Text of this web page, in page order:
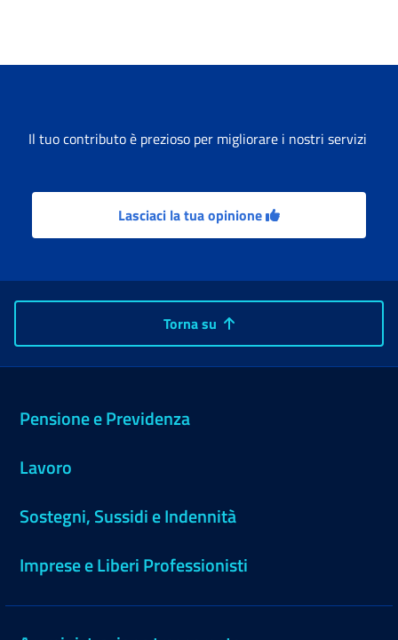
Il tuo contributo è prezioso per migliorare i nostri servizi
Lasciaci la tua opinione
Torna su
Pensione e Previdenza
Lavoro
Sostegni, Sussidi e Indennità
Imprese e Liberi Professionisti